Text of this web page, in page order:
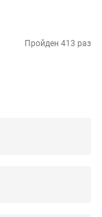
Пройден 413 раз